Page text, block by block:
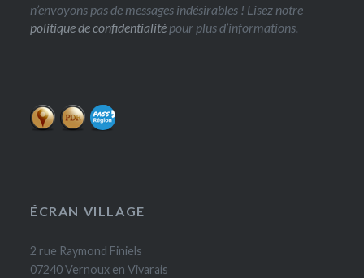
n’envoyons pas de messages indésirables ! Lisez notre
politique de confidentialité pour plus d’informations.
ÉCRAN VILLAGE
2 rue Raymond Finiels
07240 Vernoux en Vivarais